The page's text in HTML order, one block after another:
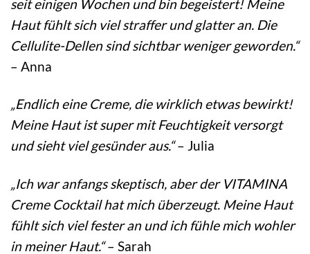
seit einigen Wochen und bin begeistert! Meine
Haut fühlt sich viel straffer und glatter an. Die
Cellulite-Dellen sind sichtbar weniger geworden.“
– Anna
„Endlich eine Creme, die wirklich etwas bewirkt!
Meine Haut ist super mit Feuchtigkeit versorgt
und sieht viel gesünder aus.“– Julia
„Ich war anfangs skeptisch, aber der VITAMINA
Creme Cocktail hat mich überzeugt. Meine Haut
fühlt sich viel fester an und ich fühle mich wohler
in meiner Haut.“– Sarah